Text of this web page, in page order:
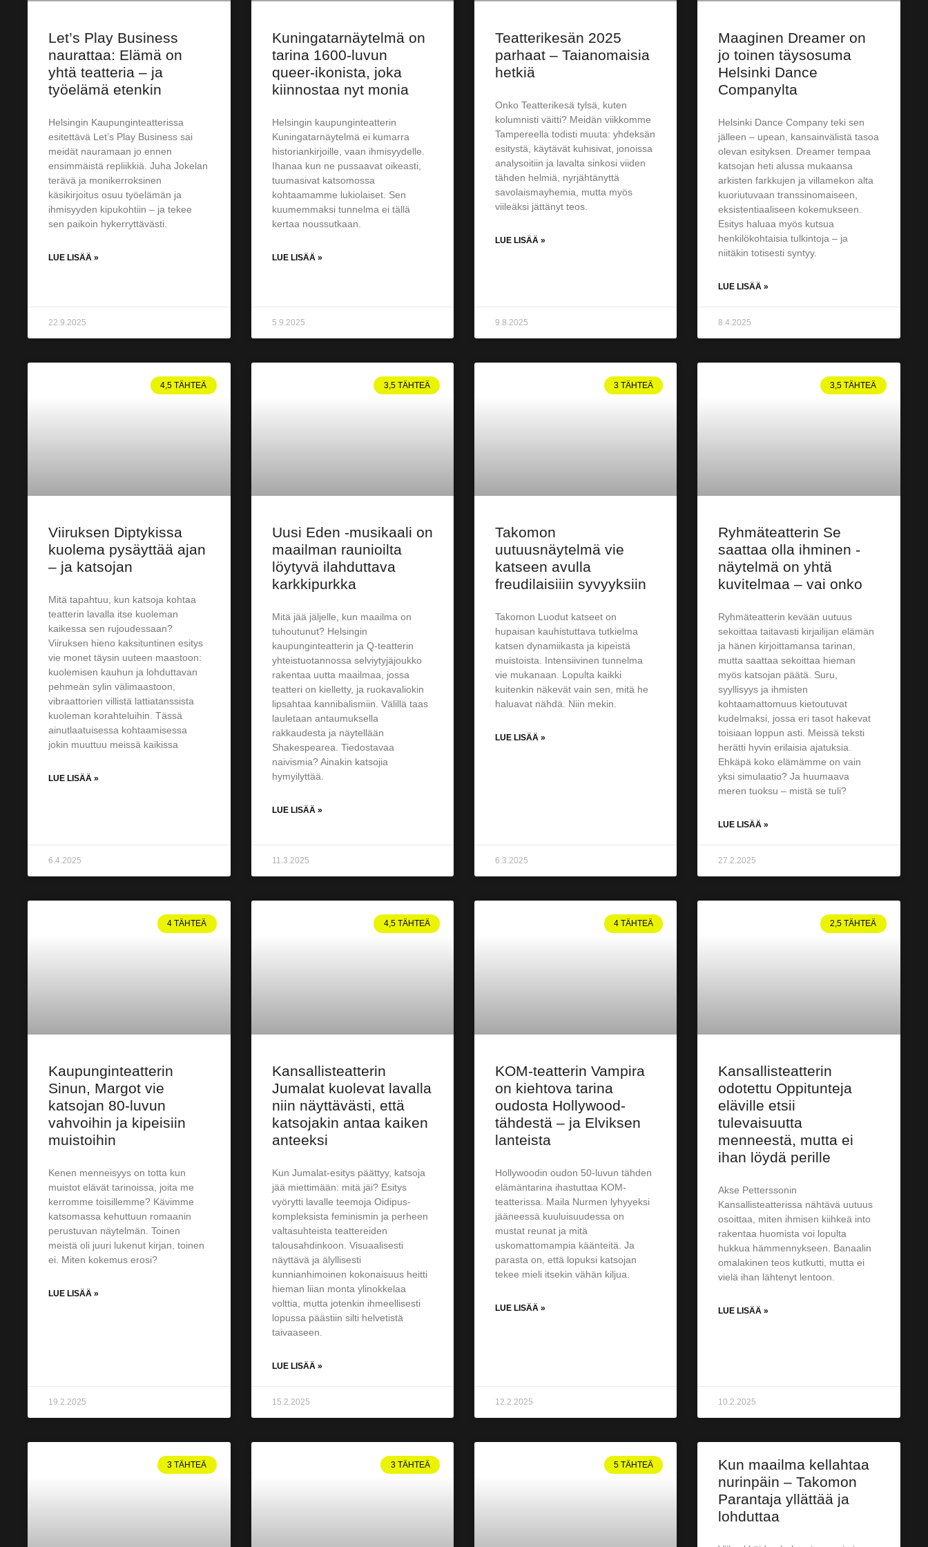
Let’s Play Business
naurattaa: Elämä on
yhtä teatteria – ja
työelämä etenkin
Helsingin Kaupunginteatterissa
esitettävä Let’s Play Business sai
meidät nauramaan jo ennen
ensimmäistä repliikkiä. Juha Jokelan
terävä ja monikerroksinen
käsikirjoitus osuu työelämän ja
ihmisyyden kipukohtiin – ja tekee
sen paikoin hykerryttävästi.
LUE LISÄÄ »
22.9.2025
Kuningatarnäytelmä on
tarina 1600-luvun
queer-ikonista, joka
kiinnostaa nyt monia
Helsingin kaupunginteatterin
Kuningatarnäytelmä ei kumarra
historiankirjoille, vaan ihmisyydelle.
Ihanaa kun ne pussaavat oikeasti,
tuumasivat katsomossa
kohtaamamme lukiolaiset. Sen
kuumemmaksi tunnelma ei tällä
kertaa noussutkaan.
LUE LISÄÄ »
5.9.2025
Teatterikesän 2025
parhaat – Taianomaisia
hetkiä
Onko Teatterikesä tylsä, kuten
kolumnisti väitti? Meidän viikkomme
Tampereella todisti muuta: yhdeksän
esitystä, käytävät kuhisivat, jonoissa
analysoitiin ja lavalta sinkosi viiden
tähden helmiä, nyrjähtänyttä
savolaismayhemia, mutta myös
viileäksi jättänyt teos.
LUE LISÄÄ »
9.8.2025
Maaginen Dreamer on
jo toinen täysosuma
Helsinki Dance
Companylta
Helsinki Dance Company teki sen
jälleen – upean, kansainvälistä tasoa
olevan esityksen. Dreamer tempaa
katsojan heti alussa mukaansa
arkisten farkkujen ja villamekon alta
kuoriutuvaan transsinomaiseen,
eksistentiaaliseen kokemukseen.
Esitys haluaa myös kutsua
henkilökohtaisia tulkintoja – ja
niitäkin totisesti syntyy.
LUE LISÄÄ »
8.4.2025
4,5 TÄHTEÄ
Viiruksen Diptykissa
kuolema pysäyttää ajan
– ja katsojan
Mitä tapahtuu, kun katsoja kohtaa
teatterin lavalla itse kuoleman
kaikessa sen rujoudessaan?
Viiruksen hieno kaksituntinen esitys
vie monet täysin uuteen maastoon:
kuolemisen kauhun ja lohduttavan
pehmeän sylin välimaastoon,
vibraattorien villistä lattiatanssista
kuoleman korahteluihin. Tässä
ainutlaatuisessa kohtaamisessa
jokin muuttuu meissä kaikissa
LUE LISÄÄ »
6.4.2025
3,5 TÄHTEÄ
Uusi Eden -musikaali on
maailman raunioilta
löytyvä ilahduttava
karkkipurkka
Mitä jää jäljelle, kun maailma on
tuhoutunut? Helsingin
kaupunginteatterin ja Q-teatterin
yhteistuotannossa selviytyjäjoukko
rakentaa uutta maailmaa, jossa
teatteri on kielletty, ja ruokavaliokin
lipsahtaa kannibalismiin. Välillä taas
lauletaan antaumuksella
rakkaudesta ja näytellään
Shakespearea. Tiedostavaa
naivismia? Ainakin katsojia
hymyilyttää.
LUE LISÄÄ »
11.3.2025
3 TÄHTEÄ
Takomon
uutuusnäytelmä vie
katseen avulla
freudilaisiiin syvyyksiin
Takomon Luodut katseet on
hupaisan kauhistuttava tutkielma
katsen dynamiikasta ja kipeistä
muistoista. Intensiivinen tunnelma
vie mukanaan. Lopulta kaikki
kuitenkin näkevät vain sen, mitä he
haluavat nähdä. Niin mekin.
LUE LISÄÄ »
6.3.2025
3,5 TÄHTEÄ
Ryhmäteatterin Se
saattaa olla ihminen -
näytelmä on yhtä
kuvitelmaa – vai onko
Ryhmäteatterin kevään uutuus
sekoittaa taitavasti kirjailijan elämän
ja hänen kirjoittamansa tarinan,
mutta saattaa sekoittaa hieman
myös katsojan päätä. Suru,
syyllisyys ja ihmisten
kohtaamattomuus kietoutuvat
kudelmaksi, jossa eri tasot hakevat
toisiaan loppun asti. Meissä teksti
herätti hyvin erilaisia ajatuksia.
Ehkäpä koko elämämme on vain
yksi simulaatio? Ja huumaava
meren tuoksu – mistä se tuli?
LUE LISÄÄ »
27.2.2025
4 TÄHTEÄ
Kaupunginteatterin
Sinun, Margot vie
katsojan 80-luvun
vahvoihin ja kipeisiin
muistoihin
Kenen menneisyys on totta kun
muistot elävät tarinoissa, joita me
kerromme toisillemme? Kävimme
katsomassa kehuttuun romaanin
perustuvan näytelmän. Toinen
meistä oli juuri lukenut kirjan, toinen
ei. Miten kokemus erosi?
LUE LISÄÄ »
19.2.2025
4,5 TÄHTEÄ
Kansallisteatterin
Jumalat kuolevat lavalla
niin näyttävästi, että
katsojakin antaa kaiken
anteeksi
Kun Jumalat-esitys päättyy, katsoja
jää miettimään: mitä jäi? Esitys
vyörytti lavalle teemoja Oidipus-
kompleksista feminismin ja perheen
valtasuhteista teattereiden
talousahdinkoon. Visuaalisesti
näyttävä ja älyllisesti
kunnianhimoinen kokonaisuus heitti
hieman liian monta ylinokkelaa
volttia, mutta jotenkin ihmeellisesti
lopussa päästiin silti helvetistä
taivaaseen.
LUE LISÄÄ »
15.2.2025
4 TÄHTEÄ
KOM-teatterin Vampira
on kiehtova tarina
oudosta Hollywood-
tähdestä – ja Elviksen
lanteista
Hollywoodin oudon 50-luvun tähden
elämäntarina ihastuttaa KOM-
teatterissa. Maila Nurmen lyhyyeksi
jääneessä kuuluisuudessa on
mustat reunat ja mitä
uskomattomampia käänteitä. Ja
parasta on, että lopuksi katsojan
tekee mieli itsekin vähän kiljua.
LUE LISÄÄ »
12.2.2025
2,5 TÄHTEÄ
Kansallisteatterin
odotettu Oppitunteja
eläville etsii
tulevaisuutta
menneestä, mutta ei
ihan löydä perille
Akse Petterssonin
Kansallisteatterissa nähtävä uutuus
osoittaa, miten ihmisen kiihkeä into
rakentaa huomista voi lopulta
hukkua hämmen­nykseen. Banaalin
omalakinen teos kutkutti, mutta ei
vielä ihan lähtenyt lentoon.
LUE LISÄÄ »
10.2.2025
3 TÄHTEÄ 3 TÄHTEÄ 5 TÄHTEÄ
Kun maailma kellahtaa
nurinpäin – Takomon
Parantaja yllättää ja
lohduttaa